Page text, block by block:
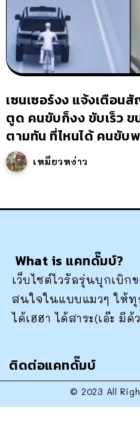
เซนเซอร์งง แจ้งเตือ
ตูด คนขับก็งง ขับเร็ว ข
ตามทัน ที่ไหนได้ คนขับ
เหมียวหง่าว
What is แคทดั๊มบ์?
เว็บไซต์ไวรัลรุ่นบุกเบิก
สนใจในแบบแมวๆ ให้
ได้เฮฮา ได้สาระ(เอ๊ะ มี
ติดต่อแคทดั๊มบ์
© 2023 All